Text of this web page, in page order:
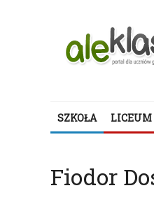
SZKOŁA LICEUM
Fiodor